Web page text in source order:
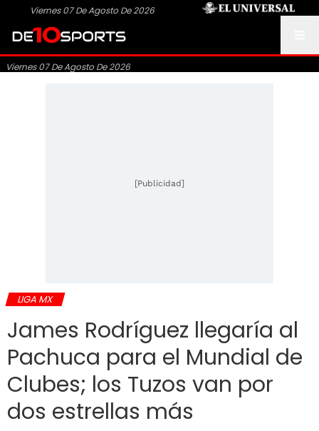
Viernes 07 De Agosto De 2026
Viernes 07 De Agosto De 2026
[Publicidad]
LIGA MX
James Rodríguez llegaría al
Pachuca para el Mundial de
Clubes; los Tuzos van por
dos estrellas más